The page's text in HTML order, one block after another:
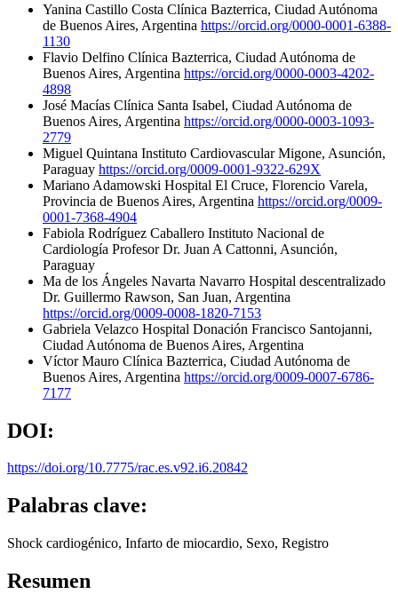
Yanina Castillo Costa Clínica Bazterrica, Ciudad Autónoma
de Buenos Aires, Argentina https://orcid.org/0000-0001-6388-
1130
Flavio Delfino Clínica Bazterrica, Ciudad Autónoma de
Buenos Aires, Argentina https://orcid.org/0000-0003-4202-
4898
José Macías Clínica Santa Isabel, Ciudad Autónoma de
Buenos Aires, Argentina https://orcid.org/0000-0003-1093-
2779
Miguel Quintana Instituto Cardiovascular Migone, Asunción,
Paraguay https://orcid.org/0009-0001-9322-629X
Mariano Adamowski Hospital El Cruce, Florencio Varela,
Provincia de Buenos Aires, Argentina https://orcid.org/0009-
0001-7368-4904
Fabiola Rodríguez Caballero Instituto Nacional de
Cardiología Profesor Dr. Juan A Cattonni, Asunción,
Paraguay
Ma de los Ángeles Navarta Navarro Hospital descentralizado
Dr. Guillermo Rawson, San Juan, Argentina
https://orcid.org/0009-0008-1820-7153
Gabriela Velazco Hospital Donación Francisco Santojanni,
Ciudad Autónoma de Buenos Aires, Argentina
Víctor Mauro Clínica Bazterrica, Ciudad Autónoma de
Buenos Aires, Argentina https://orcid.org/0009-0007-6786-
7177
DOI:
https://doi.org/10.7775/rac.es.v92.i6.20842
Palabras clave:
Shock cardiogénico, Infarto de miocardio, Sexo, Registro
Resumen